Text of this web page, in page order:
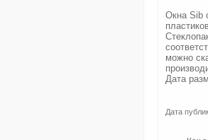
Окна Sib
можно
Дата
Дата